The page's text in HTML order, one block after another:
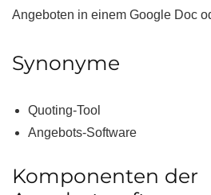
Angeboten in einem Google Doc
Synonyme
Quoting-Tool
Angebots-Software
Komponenten der